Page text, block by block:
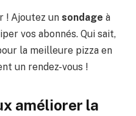
! Ajoutez un sondage à
vos abonnés. Qui sait,
la meilleure pizza en
un rendez-vous !
améliorer la